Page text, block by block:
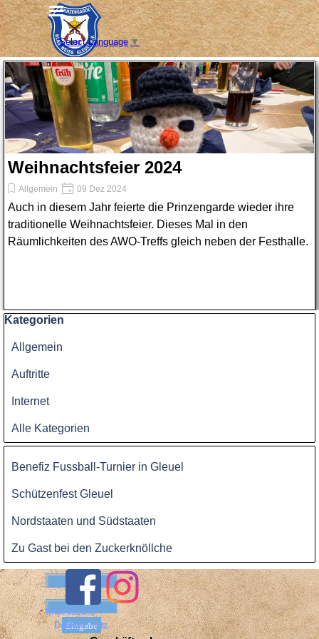
Direkt zum Seiteninhalt
Select Language ▼
Menü überspringen
Weihnachtsfeier 2024
Allgemein 09 Dez 2024
Auch in diesem Jahr feierte die Prinzengarde wieder ihre
traditionelle Weihnachtsfeier. Dieses Mal in den
Räumlichkeiten des AWO-Treffs gleich neben der Festhalle.
Block überspringen Kategorien
Kategorien
Allgemein
Auftritte
Internet
Alle Kategorien
Benefiz Fussball-Turnier in Gleuel
Schützenfest Gleuel
Nordstaaten und Südstaaten
Zu Gast bei den Zuckerknöllche
Benutzername:
Passwort:
Impressum
Datenschutz